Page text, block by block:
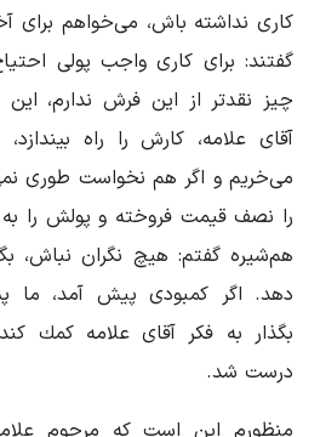
كاری نداشته باش، می‌خواهم برای
گفتند: برای كاری واجب پولی
چیز نقد‌تر از این فرش ندارم،
آقای علامه، كارش را راه
می‌خریم و اگر هم نخواست طوری
را نصف قیمت فروخته و پولش را به
هم‌شیره گفتم: هیچ نگران نباش،
دهد. اگر كمبودی پیش آمد، ما
بگذار به فكر آقای علامه كمك
درست شد.
منظورم این است كه مرحوم